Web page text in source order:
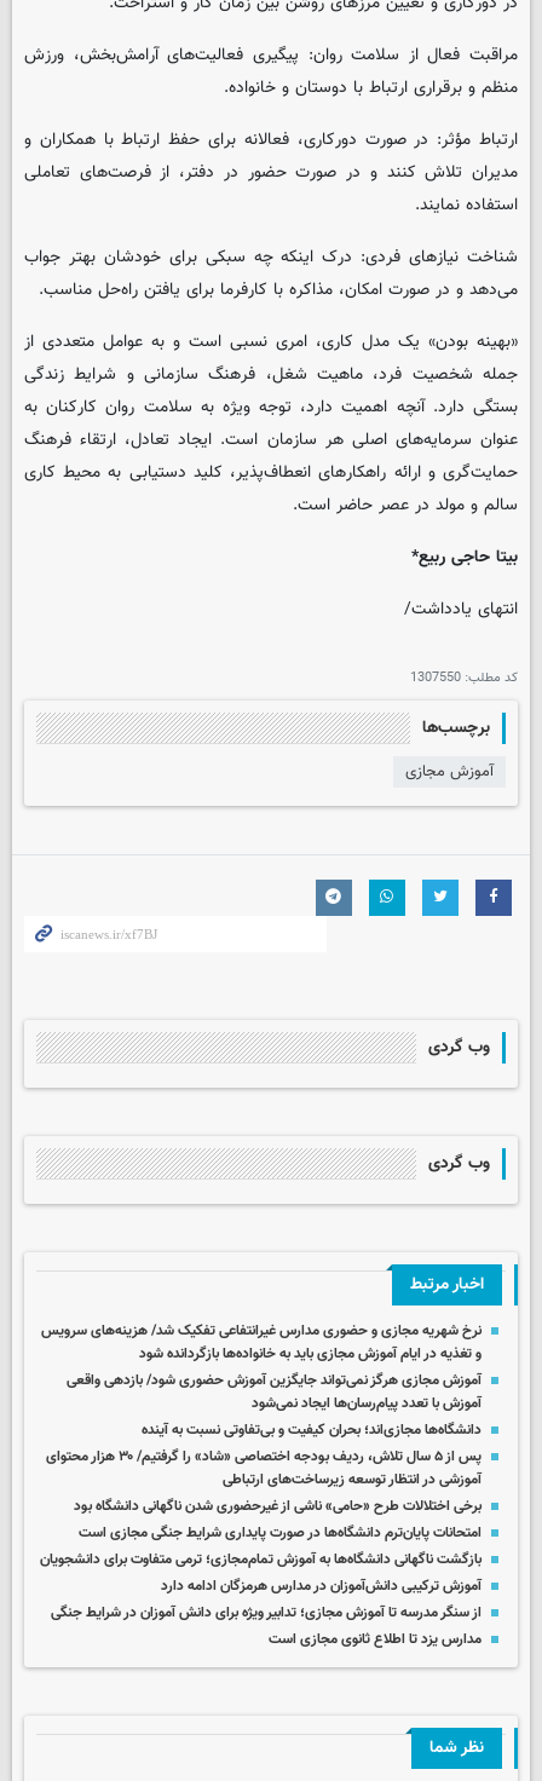
مراقبت فعال از سلامت روان: پیگیری فعالیت‌های آرامش‌بخش، ورزش
منظم و برقراری ارتباط با دوستان و خانواده.
ارتباط مؤثر: در صورت دورکاری، فعالانه برای حفظ ارتباط با همکاران و
مدیران تلاش کنند و در صورت حضور در دفتر، از فرصت‌های تعاملی
استفاده نمایند.
شناخت نیازهای فردی: درک اینکه چه سبکی برای خودشان بهتر جواب
می‌دهد و در صورت امکان، مذاکره با کارفرما برای یافتن راه‌حل مناسب.
«بهینه بودن» یک مدل کاری، امری نسبی است و به عوامل متعددی از
جمله شخصیت فرد، ماهیت شغل، فرهنگ سازمانی و شرایط زندگی
بستگی دارد. آنچه اهمیت دارد، توجه ویژه به سلامت روان کارکنان به
عنوان سرمایه‌های اصلی هر سازمان است. ایجاد تعادل، ارتقاء فرهنگ
حمایت‌گری و ارائه راهکارهای انعطاف‌پذیر، کلید دستیابی به محیط کاری
سالم و مولد در عصر حاضر است.
بیتا حاجی ربیع*
انتهای یادداشت/
کد مطلب: 1307550
برچسب‌ها
آموزش مجازی
وب گردی
وب گردی
اخبار مرتبط
نرخ شهریه مجازی و حضوری مدارس غیرانتفاعی تفکیک شد/ هزینه‌های سرویس
و تغذیه در ایام آموزش مجازی باید به خانواده‌ها بازگردانده شود
آموزش مجازی هرگز نمی‌تواند جایگزین آموزش حضوری شود/ بازدهی واقعی
آموزش با تعدد پیام‌رسان‌ها ایجاد نمی‌شود
دانشگاه‌ها مجازی‌اند؛ بحران کیفیت و بی‌تفاوتی نسبت به آینده
پس از ۵ سال تلاش، ردیف بودجه اختصاصی «شاد» را گرفتیم/ ۳۰ هزار محتوای
آموزشی در انتظار توسعه زیرساخت‌های ارتباطی
برخی اختلالات طرح «حامی» ناشی از غیرحضوری شدن ناگهانی دانشگاه بود
امتحانات پایان‌ترم دانشگاه‌ها در صورت پایداری شرایط جنگی مجازی است
بازگشت ناگهانی دانشگاه‌ها به آموزش تمام‌مجازی؛ ترمی متفاوت برای دانشجویان
آموزش ترکیبی دانش‌آموزان در مدارس هرمزگان ادامه دارد
از سنگر مدرسه تا آموزش مجازی؛ تدابیر ویژه برای دانش آموزان در شرایط جنگی
مدارس یزد تا اطلاع ثانوی مجازی است
نظر شما